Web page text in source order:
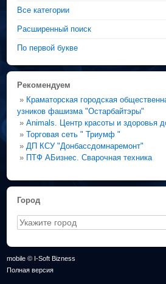
Все категории
Расширенный поиск
По первой букве
Рекомендуем
» Краматорская городская
узников фашизма "Остарбайтэры"
»Animals. Центр красоты и здоровья
»Торговая сеть " Триумф "
» ДП КСУ "Донбассдомнаремонт"
» ПТФ АБизнес. Сварочная техника
Город
mobile © I-Soft Bizness
Полная версия